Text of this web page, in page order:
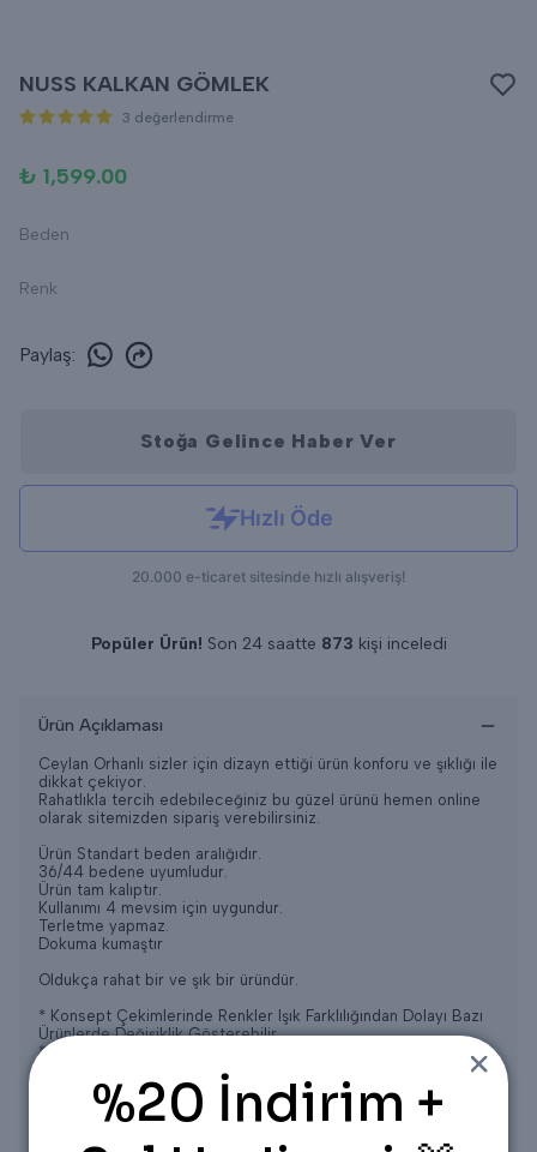
NUSS KALKAN GÖMLEK
3 değerlendirme
₺ 1,599.00
Beden
Renk
Paylaş:
Stoğa Gelince Haber Ver
Popüler Ürün! Son 24 saatte 873 kişi inceledi
Ürün Açıklaması
Ceylan Orhanlı sizler için dizayn ettiği ürün konforu ve şıklığı ile
dikkat çekiyor.
Rahatlıkla tercih edebileceğiniz bu güzel ürünü hemen online
olarak sitemizden sipariş verebilirsiniz.
Ürün Standart beden aralığıdır.
36/44 bedene uyumludur.
Ürün tam kalıptır.
Kullanımı 4 mevsim için uygundur.
Terletme yapmaz.
Dokuma kumaştır
Oldukça rahat bir ve şık bir üründür.
* Konsept Çekimlerinde Renkler Işık Farklılığından Dolayı Bazı
Ürünlerde Değişiklik Gösterebilir.
* Yıkama: Ilık 30-35 Derecede elde Yıkama ayarında
* Ağartıcı ve yoğun kimyasal içeren deterjanların kullanılması
tavsiye edilmez.
* Gölge de kurutma yapılması tavsiye edilir.
* Kuru Temizlemeye verilebilir.
%20 İndirim +